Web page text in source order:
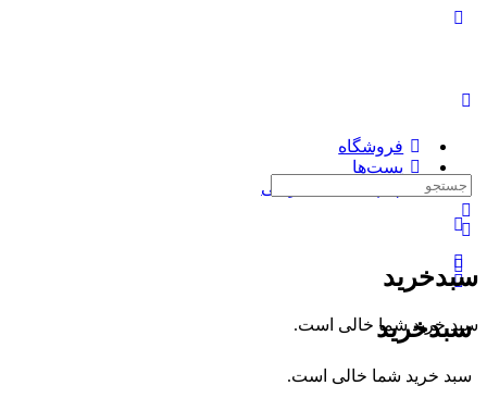
فروشگاه
پست‌ها
چاپ کتاب سفارشی
سبدخرید
سبد خرید شما خالی است.
سبدخرید
سبد خرید شما خالی است.
جستجوی: